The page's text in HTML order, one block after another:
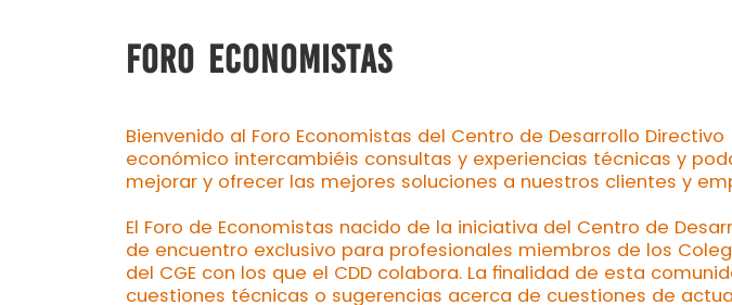
FORO ECONOMISTAS
Bienvenido al Foro Economistas del Centro de Desarrollo
económico intercambiéis consultas y experiencias técnicas y
mejorar y ofrecer las mejores soluciones a nuestros clientes y
El Foro de Economistas nacido de la iniciativa del Centro de
de encuentro exclusivo para profesionales miembros de los
del CGE con los que el CDD colabora. La finalidad de esta
cuestiones técnicas o sugerencias acerca de cuestiones de